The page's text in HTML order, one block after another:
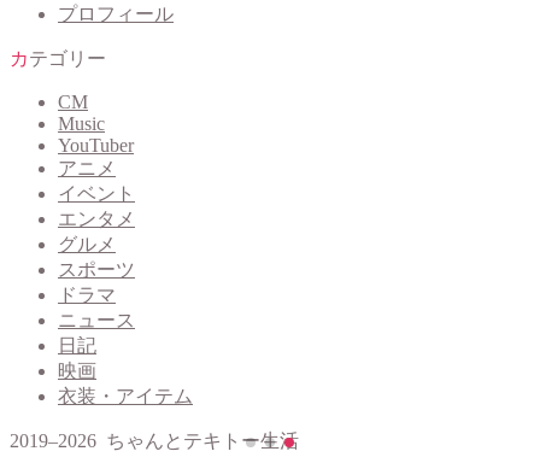
プロフィール
カテゴリー
CM
Music
YouTuber
アニメ
イベント
エンタメ
グルメ
スポーツ
ドラマ
ニュース
日記
映画
衣装・アイテム
2019–2026 ちゃんとテキトー生活